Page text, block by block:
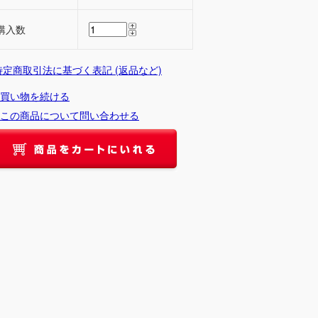
入数
定商取引法に基づく表記 (返品など)
買い物を続ける
この商品について問い合わせる